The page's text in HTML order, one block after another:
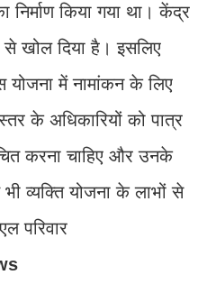
निर्माण किया गया था। केंद्र
से खोल दिया है। इसलिए
में नामांकन के लिए
के अधिकारियों को पात्र
करना चाहिए और उनके
भी व्यक्ति योजना के लाभों से
परिवार